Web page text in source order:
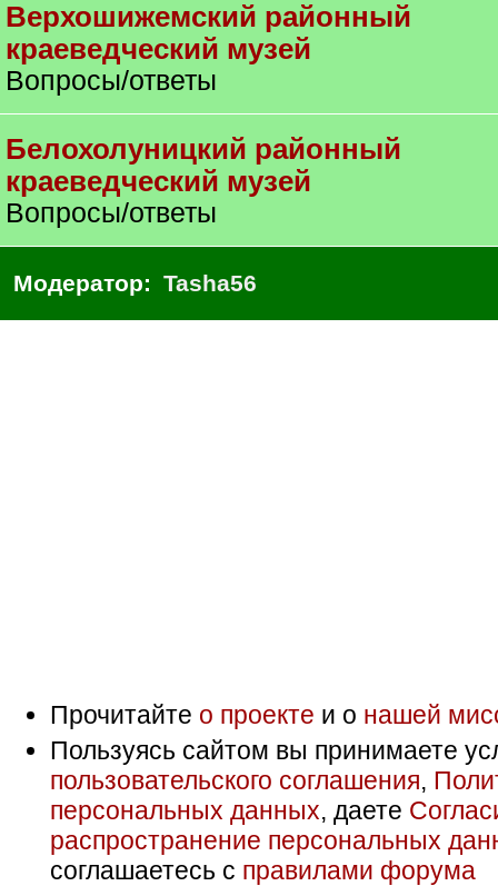
Верхошижемский районный
краеведческий музей
Вопросы/ответы
Белохолуницкий районный
краеведческий музей
Вопросы/ответы
Модератор: Tasha56
Прочитайте о проекте и о нашей
Пользуясь сайтом вы принимаете
пользовательского соглашения,
персональных данных, даете
распространение персональных
соглашаетесь с правилами форума